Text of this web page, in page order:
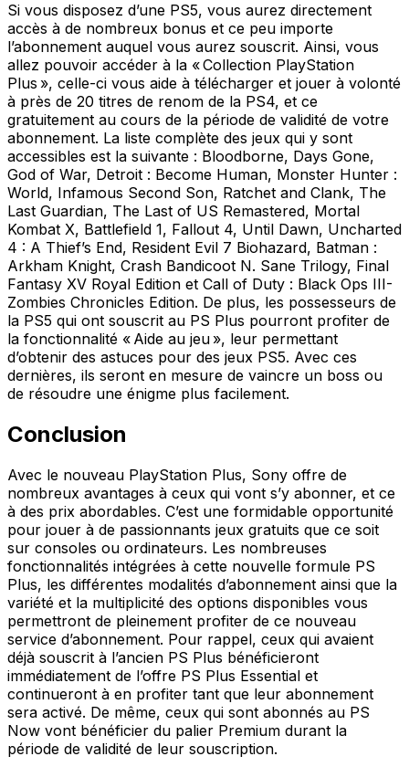
Si vous disposez d’une PS5, vous aurez directement
accès à de nombreux bonus et ce peu importe
l’abonnement auquel vous aurez souscrit. Ainsi, vous
allez pouvoir accéder à la « Collection PlayStation
Plus », celle-ci vous aide à télécharger et jouer à volonté
à près de 20 titres de renom de la PS4, et ce
gratuitement au cours de la période de validité de votre
abonnement. La liste complète des jeux qui y sont
accessibles est la suivante : Bloodborne, Days Gone,
God of War, Detroit : Become Human, Monster Hunter :
World, Infamous Second Son, Ratchet and Clank, The
Last Guardian, The Last of US Remastered, Mortal
Kombat X, Battlefield 1, Fallout 4, Until Dawn, Uncharted
4 : A Thief’s End, Resident Evil 7 Biohazard, Batman :
Arkham Knight, Crash Bandicoot N. Sane Trilogy, Final
Fantasy XV Royal Edition et Call of Duty : Black Ops III-
Zombies Chronicles Edition. De plus, les possesseurs de
la PS5 qui ont souscrit au PS Plus pourront profiter de
la fonctionnalité « Aide au jeu », leur permettant
d’obtenir des astuces pour des jeux PS5. Avec ces
dernières, ils seront en mesure de vaincre un boss ou
de résoudre une énigme plus facilement.
Conclusion
Avec le nouveau PlayStation Plus, Sony offre de
nombreux avantages à ceux qui vont s’y abonner, et ce
à des prix abordables. C’est une formidable opportunité
pour jouer à de passionnants jeux gratuits que ce soit
sur consoles ou ordinateurs. Les nombreuses
fonctionnalités intégrées à cette nouvelle formule PS
Plus, les différentes modalités d’abonnement ainsi que la
variété et la multiplicité des options disponibles vous
permettront de pleinement profiter de ce nouveau
service d’abonnement. Pour rappel, ceux qui avaient
déjà souscrit à l’ancien PS Plus bénéficieront
immédiatement de l’offre PS Plus Essential et
continueront à en profiter tant que leur abonnement
sera activé. De même, ceux qui sont abonnés au PS
Now vont bénéficier du palier Premium durant la
période de validité de leur souscription.